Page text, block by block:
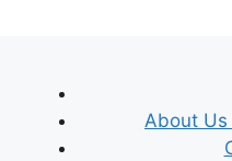
About Us